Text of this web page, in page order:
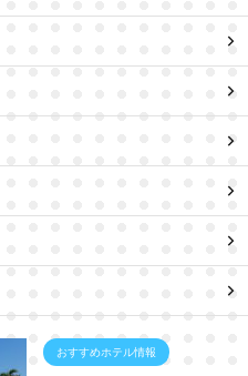
おすすめホテル情報